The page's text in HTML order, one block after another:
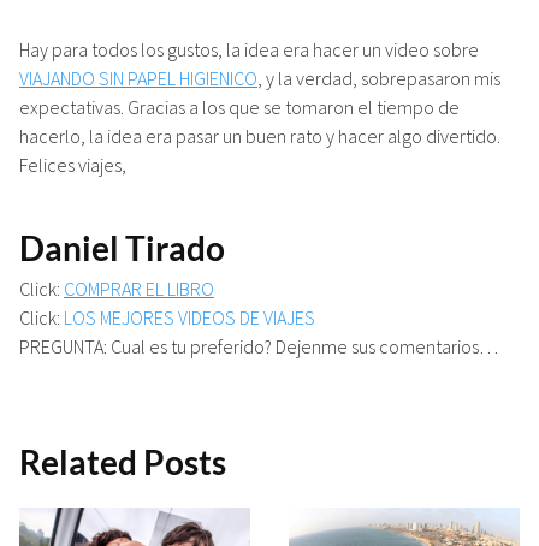
Hay para todos los gustos, la idea era hacer un video sobre
VIAJANDO SIN PAPEL HIGIENICO , y la verdad, sobrepasaron mis
expectativas. Gracias a los que se tomaron el tiempo de
hacerlo, la idea era pasar un buen rato y hacer algo divertido.
Felices viajes,
Daniel Tirado
Click: COMPRAR EL LIBRO
Click: LOS MEJORES VIDEOS DE VIAJES
PREGUNTA: Cual es tu preferido? Dejenme sus comentarios…
Related Posts